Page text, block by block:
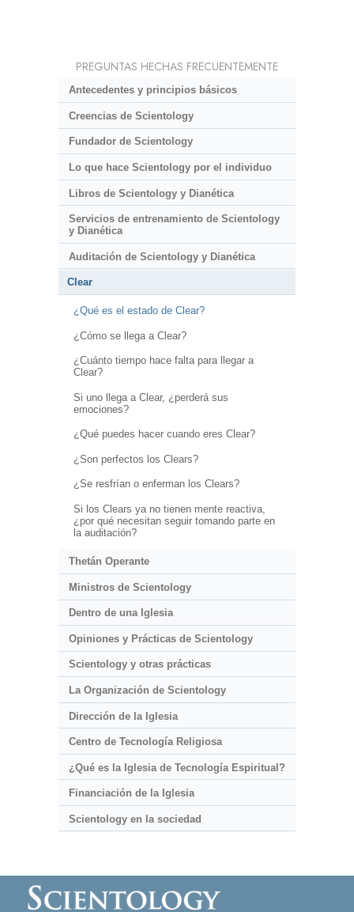
PREGUNTAS HECHAS FRECUENTEMENTE
Antecedentes y principios básicos
Creencias de Scientology
Fundador de Scientology
Lo que hace Scientology por el individuo
Libros de Scientology y Dianética
Servicios de entrenamiento de Scientology
y Dianética
Auditación de Scientology y Dianética
Clear
¿Qué es el estado de Clear?
¿Cómo se llega a Clear?
¿Cuánto tiempo hace falta para llegar a
Clear?
Si uno llega a Clear, ¿perderá sus
emociones?
¿Qué puedes hacer cuando eres Clear?
¿Son perfectos los Clears?
¿Se resfrían o enferman los Clears?
Si los Clears ya no tienen mente reactiva,
¿por qué necesitan seguir tomando parte en
la auditación?
Thetán Operante
Ministros de Scientology
Dentro de una Iglesia
Opiniones y Prácticas de Scientology
Scientology y otras prácticas
La Organización de Scientology
Dirección de la Iglesia
Centro de Tecnología Religiosa
¿Qué es la Iglesia de Tecnología Espiritual?
Financiación de la Iglesia
Scientology en la sociedad